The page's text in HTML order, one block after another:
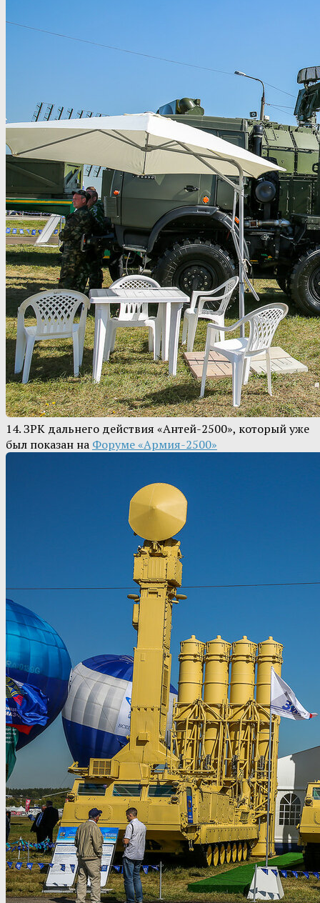
14. ЗРК дальнего действия «Антей-2500», который уже
был показан на Форуме «Армия-2500»